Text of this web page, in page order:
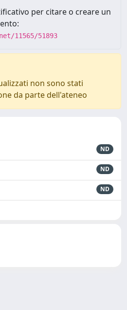
per citare o creare un
11565/51893
non sono stati
da parte dell'ateneo
ND
ND
ND